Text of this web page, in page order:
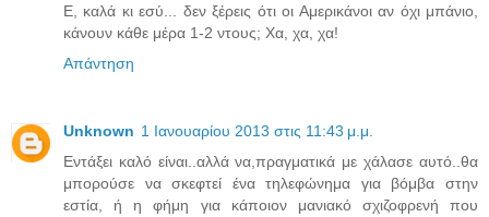
Ε, καλά κι εσύ... δεν ξέρεις ότι οι Αμερικάνοι αν όχι μπάνιο,
κάνουν κάθε μέρα 1-2 ντους; Χα, χα, χα!
Απάντηση
Unknown 1 Ιανουαρίου 2013 στις 11:43 μ.μ.
Εντάξει καλό είναι..αλλά να,πραγματικά με χάλασε αυτό..θα
μπορούσε να σκεφτεί ένα τηλεφώνημα για βόμβα στην
εστία, ή η φήμη για κάποιον μανιακό σχιζοφρενή που